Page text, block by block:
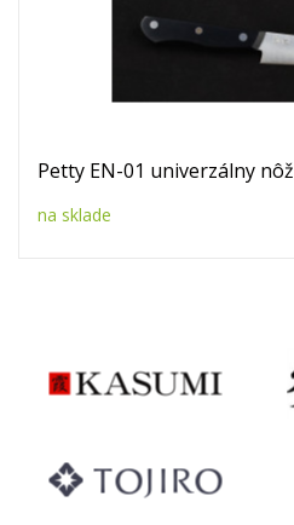
Petty EN-01 univerzálny nôž
na sklade